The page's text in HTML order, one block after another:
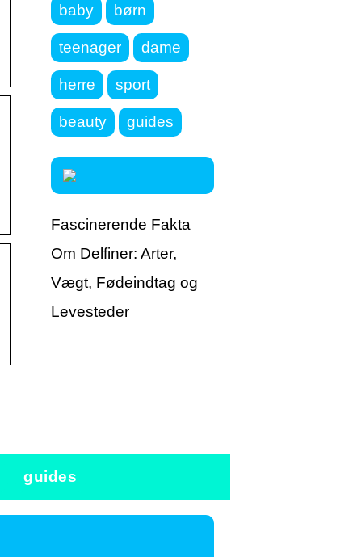
baby børn
teenager dame
herre sport
beauty guides
Fascinerende Fakta
Om Delfiner: Arter,
Vægt, Fødeindtag og
Levesteder
guides